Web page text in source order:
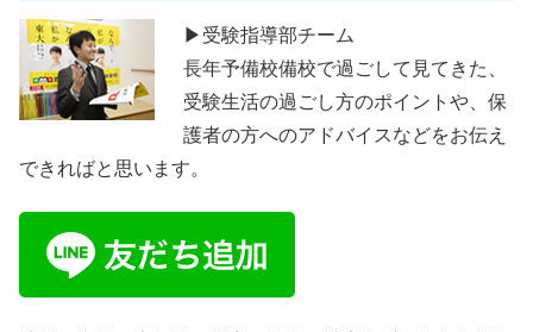
▶受験指導部チーム
長年予備校備校で過ごして見てきた、
受験生活の過ごし方のポイントや、保
護者の方へのアドバイスなどをお伝え
できればと思います。